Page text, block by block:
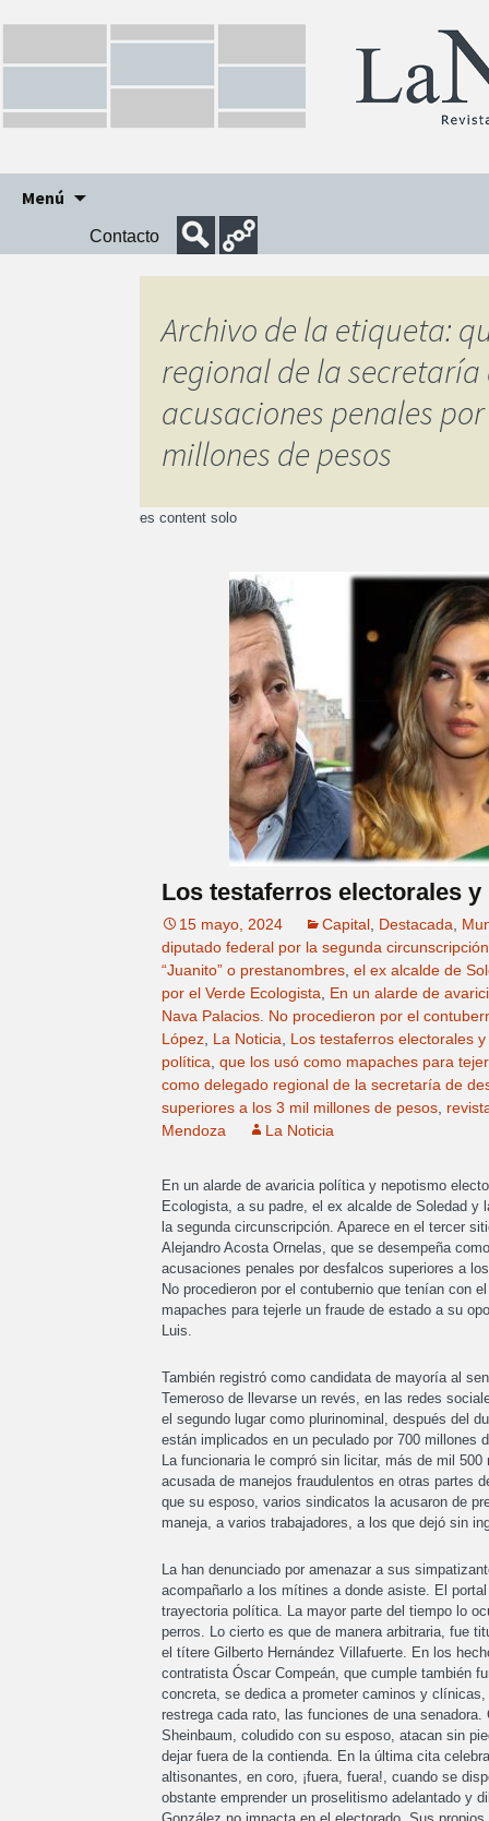
Menú
contenido
Contacto
Archivo de la etiqueta:
regional de la
acusaciones penales
millones de pesos
es content solo
Los testaferros electorales
15 mayo, 2024 Capital Destacada
diputado federal por la segunda
“Juanito” o prestanombres el ex alcalde de
por el Verde Ecologista
En un alarde de
Nava Palacios. No procedieron por el
López La Noticia
Los testaferros electorales
política que los usó como mapaches para
como delegado regional de la secretaría de
superiores a los 3 mil millones de pesos
Mendoza
La Noticia
En un alarde de avaricia política y nepotismo
Ecologista, a su padre, el ex alcalde de Soledad y
la segunda circunscripción. Aparece en el tercer
Alejandro Acosta Ornelas, que se desempeña
acusaciones penales por desfalcos superiores a
No procedieron por el contubernio que tenían con
mapaches para tejerle un fraude de estado a su
Luis.
También registró como candidata de mayoría al
Temeroso de llevarse un revés, en las redes
el segundo lugar como plurinominal, después del
están implicados en un peculado por 700 millones
La funcionaria le compró sin licitar, más de mil
acusada de manejos fraudulentos en otras partes
que su esposo, varios sindicatos la acusaron de
maneja, a varios trabajadores, a los que dejó sin
La han denunciado por amenazar a sus
acompañarlo a los mítines a donde asiste. El
trayectoria política. La mayor parte del tiempo lo
perros. Lo cierto es que de manera arbitraria, fue
el títere Gilberto Hernández Villafuerte. En los
contratista Óscar Compeán, que cumple también
concreta, se dedica a prometer caminos y
restrega cada rato, las funciones de una
Sheinbaum, coludido con su esposo, atacan sin
dejar fuera de la contienda. En la última cita
altisonantes, en coro, ¡fuera, fuera!, cuando se
obstante emprender un proselitismo adelantado y